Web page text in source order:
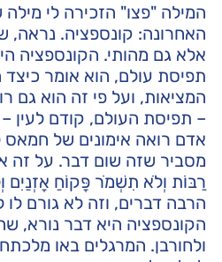
המילה "פצו" הזכירה לי
האחרונה: קונספציה. נראה,
אלא גם מהותי. הקונספציה
תפיסת עולם, הוא אומר
המציאות, ועל פי זה הוא גם
– תפיסת העולם, קודם לעין
אדם רואה אימונים של חמאס
מסביר שזה שום דבר. על זה
רַבּוֹת וְלֹא תִשְׁמֹר פָּקוֹחַ
הרבה דברים, וזה לא גורם לו
הקונספציה היא דבר נורא,
ולחורבן. המרגלים באו